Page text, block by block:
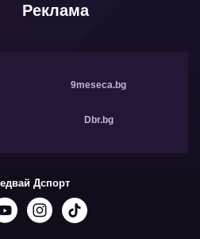
Реклама
9meseca.bg
Dbr.bg
Дспорт